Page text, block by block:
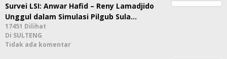
Survei LSI: Anwar Hafid – Reny Lamadjido
Unggul dalam Simulasi Pilgub Sula…
17451 Dilihat
Di SULTENG
Tidak ada komentar